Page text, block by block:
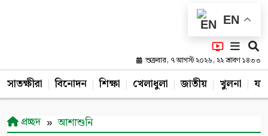
EN
শুক্রবার, ৭ আগস্ট ২০২৬, ২২ শ্রাবণ ১৪৩৩
সাতক্ষীরা বিনোদন শিক্ষা খেলাধুলা জাতীয় খুলনা
প্রচ্ছদ আশাশুনি